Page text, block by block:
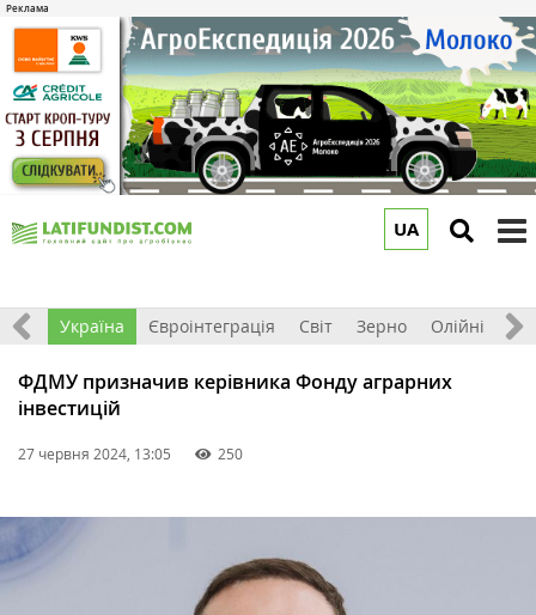
UA
Все Україна Євроінтеграція Світ Зерно Олійні
ФДМУ призначив керівника Фонду аграрних
інвестицій
27 червня 2024, 13:05 250